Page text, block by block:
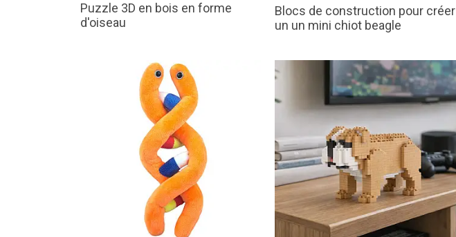
Puzzle 3D en bois en forme
d'oiseau
Blocs de construction pour créer
un un mini chiot beagle